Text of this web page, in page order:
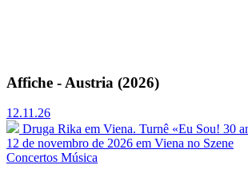
Affiche - Austria (2026)
12.11.26
Druga Rika em Viena. Turnê «Eu Sou! 30
12 de novembro de 2026 em Viena no Szene
Concertos Música